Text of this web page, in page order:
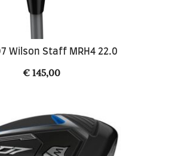
Wilson Staff MRH4 22.0
€145,00